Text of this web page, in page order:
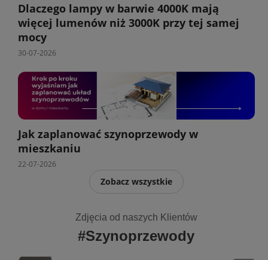
Dlaczego lampy w barwie 4000K mają
więcej lumenów niż 3000K przy tej samej
mocy
30-07-2026
Jak zaplanować szynoprzewody w
mieszkaniu
22-07-2026
Zobacz wszystkie
Zdjęcia od naszych Klientów
#Szynoprzewody